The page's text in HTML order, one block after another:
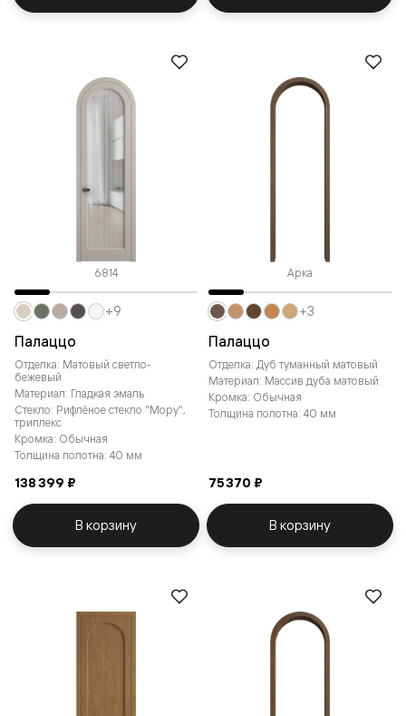
6814
Палаццо
Отделка: Матовый светло-
бежевый
Материал: Гладкая эмаль
Стекло: Рифлёное стекло "Мору",
триплекс
Кромка: Обычная
Толщина полотна: 40 мм
138 399 ₽
+9
В корзину
Арка
Палаццо
Отделка: Дуб туманный матовый
Материал: Массив дуба матовый
Кромка: Обычная
Толщина полотна: 40 мм
75 370 ₽
+3
В корзину